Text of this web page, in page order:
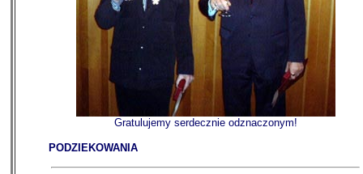
Gratulujemy serdecznie odznaczonym!
PODZIEKOWANIA